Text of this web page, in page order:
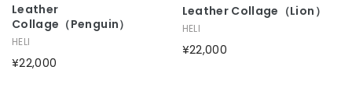
Leather
Collage（penguin）
HELI
¥22,000
Leather Collage（lion）
HELI
¥22,000